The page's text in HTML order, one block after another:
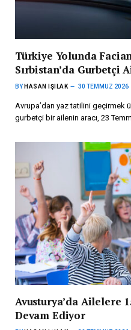
Türkiye Yolunda
Sırbistan’da Gurbetçi
BY HASAN IŞILAK 30 TEMMUZ 2026
Avrupa’dan yaz tatilini geçirmek
gurbetçi bir ailenin aracı, 23
Avusturya’da Ailelere
Devam Ediyor